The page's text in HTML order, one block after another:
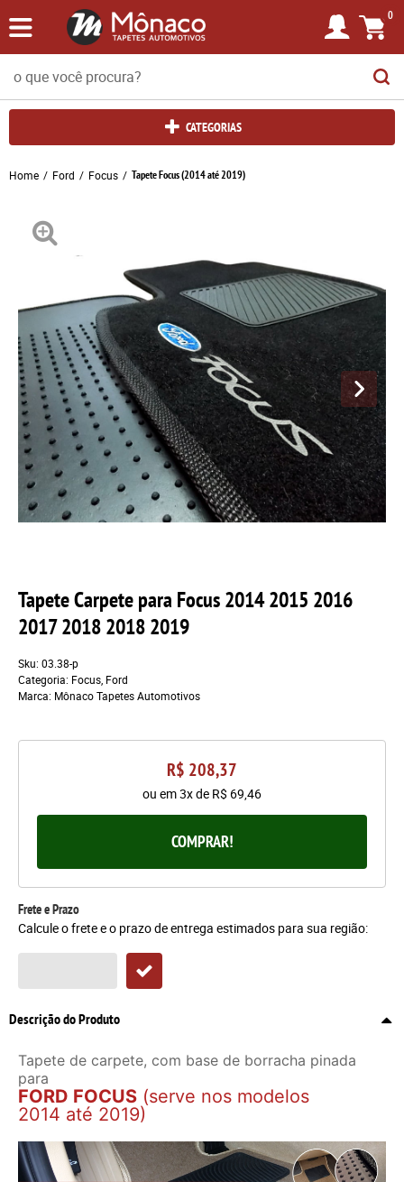
0
CATEGORIAS
Home Ford Focus Tapete Focus (2014 até 2019)
Tapete Carpete para Focus 2014 2015 2016
2017 2018 2018 2019
Sku: 03.38-p
Categoria: Focus, Ford
Marca: Mônaco Tapetes Automotivos
R$ 208,37
ou em3xde R$ 69,46
COMPRAR!
Frete e Prazo
Calcule o frete e o prazo de entrega estimados para sua região:
Descrição do Produto
Tapete de carpete, com base de borracha pinada
para
FORD FOCUS (serve nos modelos
2014 até 2019)